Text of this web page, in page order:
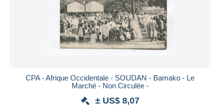
CPA - Afrique Occidentale - SOUDAN - Bamako - Le
Marché - Non Circulée -
± US$ 8,07